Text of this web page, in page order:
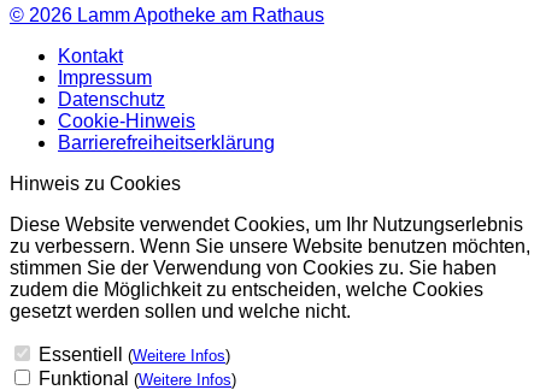
© 2026 Lamm Apotheke am Rathaus
Kontakt
Impressum
Datenschutz
Cookie-Hinweis
Barrierefreiheitserklärung
Hinweis zu Cookies
Diese Website verwendet Cookies, um Ihr Nutzungserlebnis
zu verbessern. Wenn Sie unsere Website benutzen möchten,
stimmen Sie der Verwendung von Cookies zu. Sie haben
zudem die Möglichkeit zu entscheiden, welche Cookies
gesetzt werden sollen und welche nicht.
Essentiell (Weitere Infos)
Funktional (Weitere Infos)